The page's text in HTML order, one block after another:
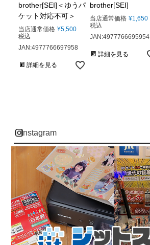
brother[SEI]＜ゆうパ
ケット対応不可＞
当店通常価格 ¥5,500
税込
JAN:4977766697958
詳細を見る
brother[SEI]
当店通常価格 ¥1,650
税込
JAN:4977766695954
詳細を見る
instagram